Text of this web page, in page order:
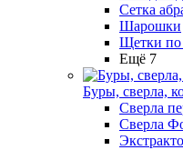
Сетка
Шарошки
Щетки по
Ещё 7
Буры, сверла,
Сверла
Сверла